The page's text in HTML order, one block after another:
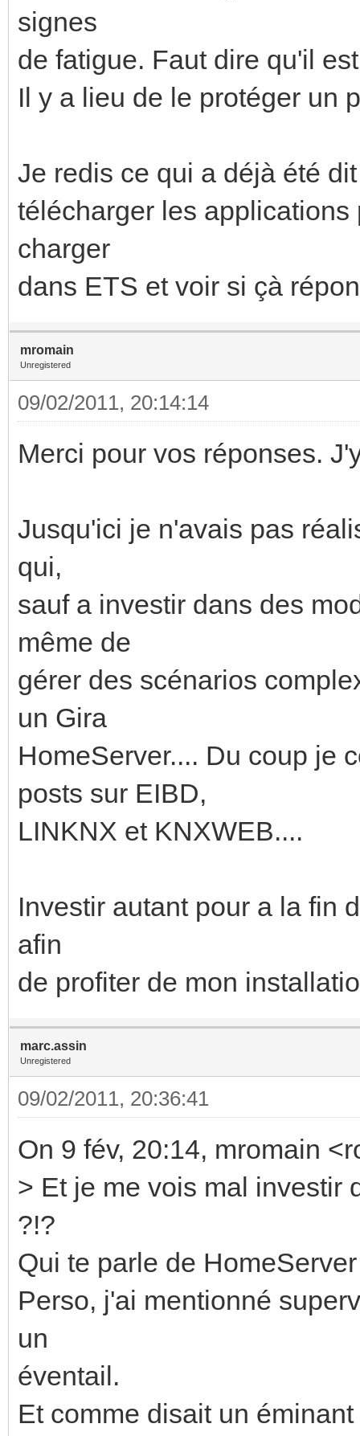
signes
de fatigue. Faut dire qu'il
Il y a lieu de le protéger un
Je redis ce qui a déjà été
télécharger les
charger
dans ETS et voir si çà
mromain
Unregistered
09/02/2011, 20:14:14
Merci pour vos réponses.
Jusqu'ici je n'avais pas
qui,
sauf a investir dans des
même de
gérer des scénarios
un Gira
HomeServer.... Du coup je
posts sur EIBD,
LINKNX et KNXWEB....
Investir autant pour a la fin
afin
de profiter de mon
marc.assin
Unregistered
09/02/2011, 20:36:41
On 9 fév, 20:14, mromain
> Et je me vois mal investir
?!?
Qui te parle de
Perso, j'ai mentionné
un
éventail.
Et comme disait un